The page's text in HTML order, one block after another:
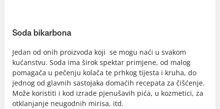
Soda bikarbona
Jedan od onih proizvoda koji se mogu naći u svakom
kućanstvu. Soda ima širok spektar primjene, od malog
pomagača u pečenju kolača te prhkog tijesta i kruha, do
jednog od glavnih sastojaka domaćih recepata za čišćenje.
Može koristiti i kod izrade pjenušavih pića, u kozmetici, za
otklanjanje neugodnih mirisa, itd.